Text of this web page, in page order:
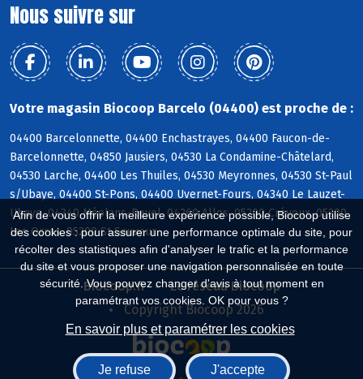
Afin de vous offrir la meilleure expérience possible, Biocoop utilise
des cookies : pour assurer une performance optimale du site, pour
récolter des statistiques afin d'analyser le trafic et la performance
du site et vous proposer une navigation personnalisée en toute
sécurité. Vous pouvez changer d'avis à tout moment en
paramétrant vos cookies. OK pour vous ?
En savoir plus et paramétrer les cookies
Je refuse J'accepte
Nous suivre sur
Votre magasin Biocoop Barcelo (04400) est proche de :
04400 Barcelonnette, 04400 Enchastrayes, 04400 Faucon-de-
Barcelonnette, 04850 Jausiers, 04530 La Condamine-Châtelard,
04530 Larche, 04400 Les Thuiles, 04530 Meyronnes, 04530 St-Paul
s/Ubaye, 04400 St-Pons, 04400 Uvernet-Fours, 04340 Le Lauzet-
Ubaye, 04340 Méolans-Revel, 04260 Allos, 05200 Crévoux, 05200
Les Orres, 05200 St-Sauveur
Biocoop.fr
Le réseau Biocoop
Copyright Biocoop 2026